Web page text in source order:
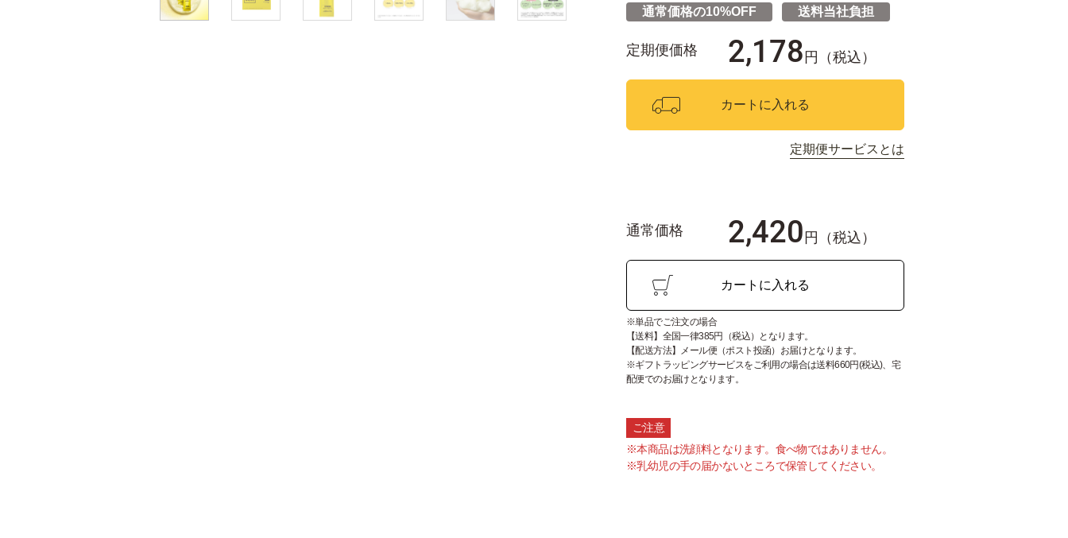
通常価格の10%OFF 送料当社負担
定期便価格 2,178円（税込）
カートに入れる
定期便サービスとは
通常価格 2,420円（税込）
カートに入れる
※単品でご注文の場合
【送料】全国一律385円（税込）となります。
【配送方法】メール便（ポスト投函）お届けとなります。
※ギフトラッピングサービスをご利用の場合は送料660円(税込)、宅
配便でのお届けとなります。
ご注意
※本商品は洗顔料となります。食べ物ではありません。
※乳幼児の手の届かないところで保管してください。